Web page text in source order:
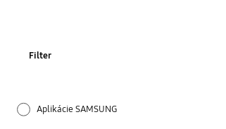
Filter
Aplikácie SAMSUNG